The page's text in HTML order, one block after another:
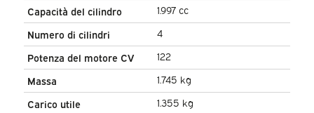
carburante
Capacità del cilindro
1.997 cc
Numero di cilindri
4
Potenza del motore CV
122
Massa
1.745 kg
Carico utile
1.355 kg